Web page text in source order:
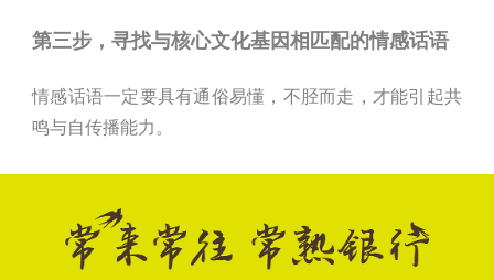
第三步，寻找与核心文化基因相匹配的情感话语
情感话语一定要具有通俗易懂，不胫而走，才能引起共
鸣与自传播能力。